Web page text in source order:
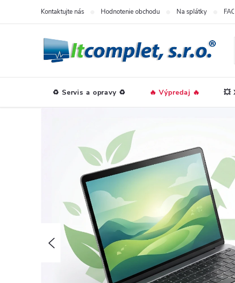
Kontaktujte nás Hodnotenie obchodu Na splátky FAQ
♻️ Servis a opravy ♻️ 🔥 Výpredaj 🔥 💥
Predchádzajúce